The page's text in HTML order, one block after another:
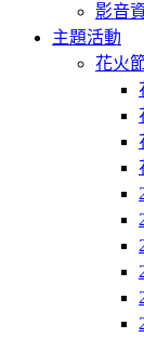
影音
主題活動
花火